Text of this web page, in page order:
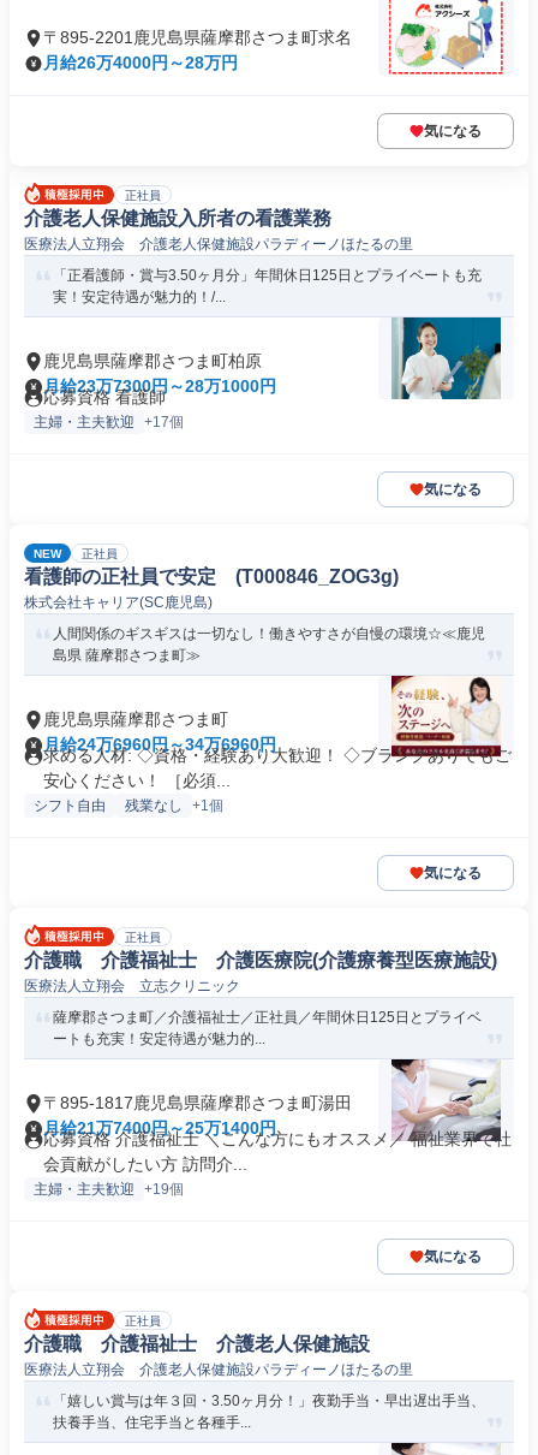
〒895-2201鹿児島県薩摩郡さつま町求名
月給26万4000円～28万円
気になる
正社員
介護老人保健施設入所者の看護業務
医療法人立翔会 介護老人保健施設パラディーノほたるの里
「正看護師・賞与3.50ヶ月分」年間休日125日とプライベートも充
実！安定待遇が魅力的！/...
鹿児島県薩摩郡さつま町柏原
月給23万7300円～28万1000円
応募資格 看護師
主婦・主夫歓迎 +17個
気になる
NEW 正社員
看護師の正社員で安定 (T000846_ZOG3g)
株式会社キャリア(SC鹿児島)
人間関係のギスギスは一切なし！働きやすさが自慢の環境☆≪鹿児
島県 薩摩郡さつま町≫
鹿児島県薩摩郡さつま町
月給24万6960円～34万6960円
求める人材: ◇資格・経験あり大歓迎！ ◇ブランクありでもご
安心ください！ ［必須...
シフト自由 残業なし +1個
気になる
正社員
介護職 介護福祉士 介護医療院(介護療養型医療施設)
医療法人立翔会 立志クリニック
薩摩郡さつま町／介護福祉士／正社員／年間休日125日とプライベ
ートも充実！安定待遇が魅力的...
〒895-1817鹿児島県薩摩郡さつま町湯田
月給21万7400円～25万1400円
応募資格 介護福祉士 ＼こんな方にもオススメ／ 福祉業界で社
会貢献がしたい方 訪問介...
主婦・主夫歓迎 +19個
気になる
正社員
介護職 介護福祉士 介護老人保健施設
医療法人立翔会 介護老人保健施設パラディーノほたるの里
「嬉しい賞与は年３回・3.50ヶ月分！」夜勤手当・早出遅出手当、
扶養手当、住宅手当と各種手...